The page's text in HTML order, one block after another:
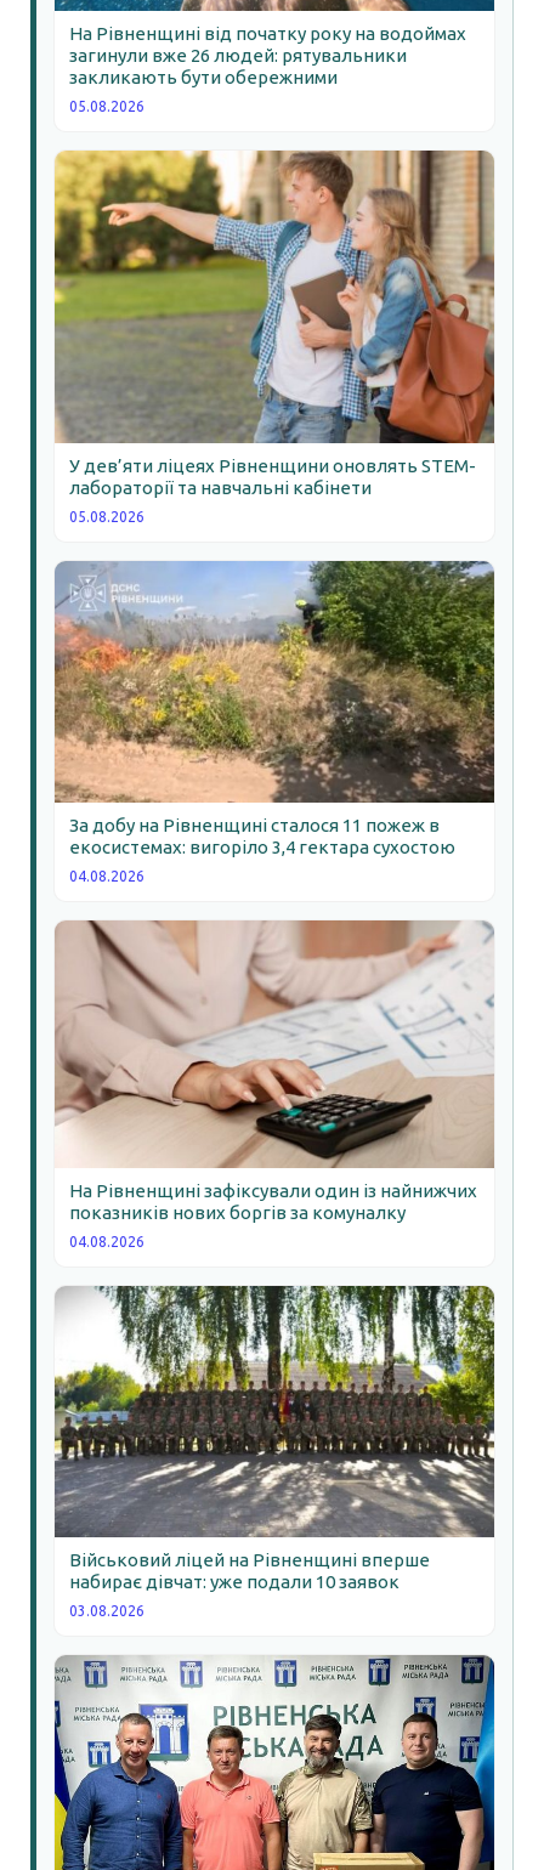
На Рівненщині від початку року на водоймах
загинули вже 26 людей: рятувальники
закликають бути обережними
05.08.2026
У дев’яти ліцеях Рівненщини оновлять STEM-
лабораторії та навчальні кабінети
05.08.2026
За добу на Рівненщині сталося 11 пожеж в
екосистемах: вигоріло 3,4 гектара сухостою
04.08.2026
На Рівненщині зафіксували один із найнижчих
показників нових боргів за комуналку
04.08.2026
Військовий ліцей на Рівненщині вперше
набирає дівчат: уже подали 10 заявок
03.08.2026